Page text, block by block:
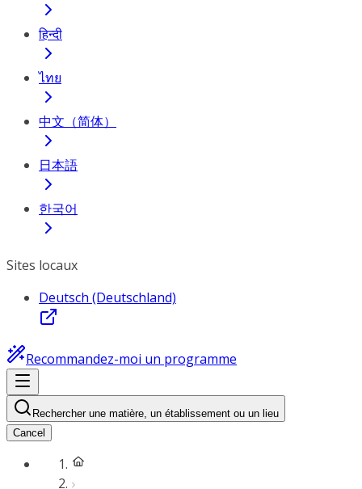
हिन्दी
ไทย
中文（简体）
日本語
한국어
Sites locaux
Deutsch (Deutschland)
Recommandez-moi un programme
Rechercher une matière, un établissement ou un lieu
Cancel